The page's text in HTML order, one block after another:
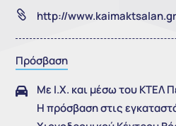
 http://www.kaimaktsalan.gr
Πρόσβαση

Με Ι.Χ. και μέσω του ΚΤΕΛ
Η πρόσβαση στις